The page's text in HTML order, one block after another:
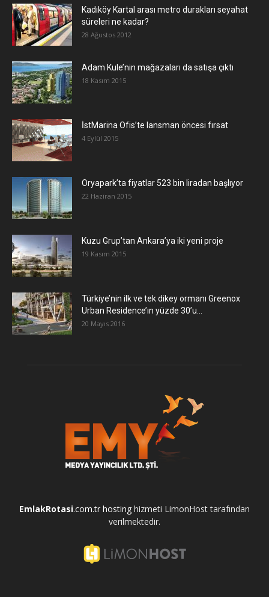
Kadıköy Kartal arası metro durakları seyahat
süreleri ne kadar?
28 Ağustos 2012
Adam Kule’nin mağazaları da satışa çıktı
18 Kasım 2015
İstMarina Ofis’te lansman öncesi fırsat
4 Eylül 2015
Oryapark’ta fiyatlar 523 bin liradan başlıyor
22 Haziran 2015
​Kuzu Grup’tan Ankara’ya iki yeni proje
19 Kasım 2015
Türkiye’nin ilk ve tek dikey ormanı Greenox
Urban Residence’ın yüzde 30’u...
20 Mayıs 2016
EmlakRotasi.com.tr hosting hizmeti LimonHost tarafından
verilmektedir.